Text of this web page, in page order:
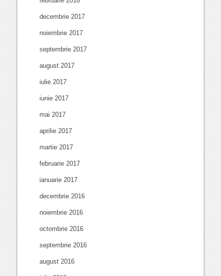
decembrie 2017
noiembrie 2017
septembrie 2017
august 2017
iulie 2017
iunie 2017
mai 2017
aprilie 2017
martie 2017
februarie 2017
ianuarie 2017
decembrie 2016
noiembrie 2016
octombrie 2016
septembrie 2016
august 2016